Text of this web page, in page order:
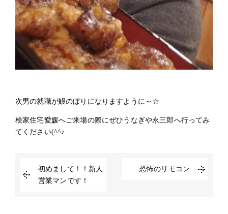
次男の就職が鰻のぼりになりますように～☆
桧家住宅愛媛へご来場の際にぜひうなぎや永三郎へ行ってみ
てください(^^♪
初めまして！！新人
営業マンです！
恐怖のリモコン